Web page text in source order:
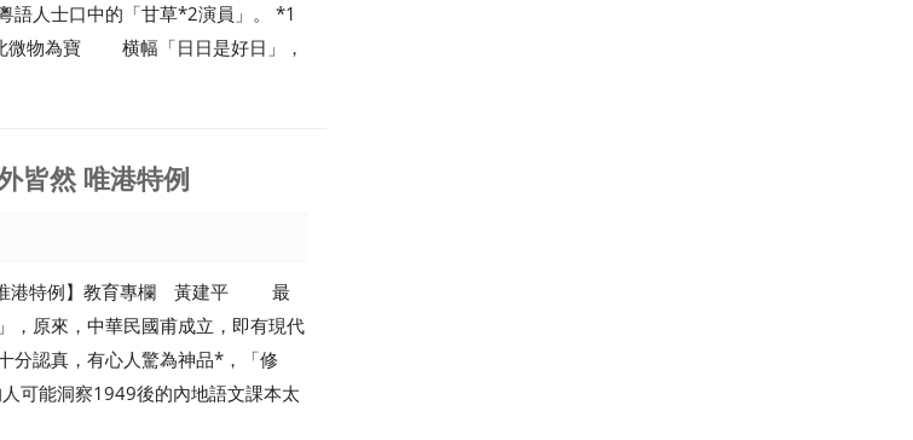
語人士口中的「甘草*2演員」。 *1
微物為寶 横幅「日日是好日」，
皆然 唯港特例
唯港特例】教育專欄 黃建平 最
，原來，中華民國甫成立，即有現代
分認真，有心人驚為神品*，「修
可能洞察1949後的內地語文課本太